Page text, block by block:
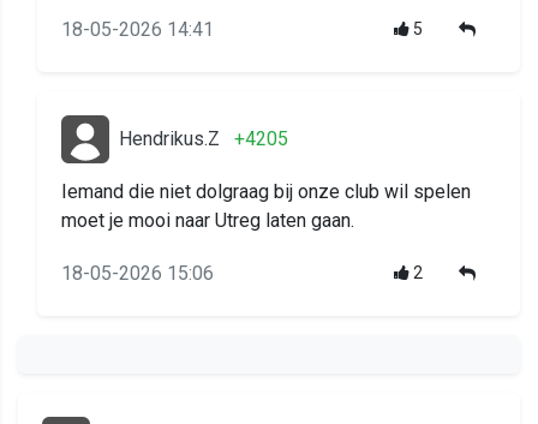
18-05-2026 14:41 5
Hendrikus.Z +4205
Iemand die niet dolgraag bij onze club wil spelen
moet je mooi naar Utreg laten gaan.
18-05-2026 15:06 2